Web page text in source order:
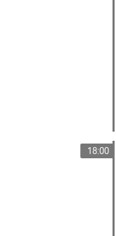
18:00